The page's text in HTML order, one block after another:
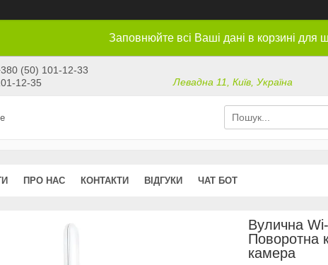
Заповнюйте всі Ваші дані в корзині для
(50) 101-12-33
12-35
Левадна 11, Київ, Україна
ПРО НАС КОНТАКТИ ВІДГУКИ ЧАТ БОТ
Вулична
Поворотна
камера